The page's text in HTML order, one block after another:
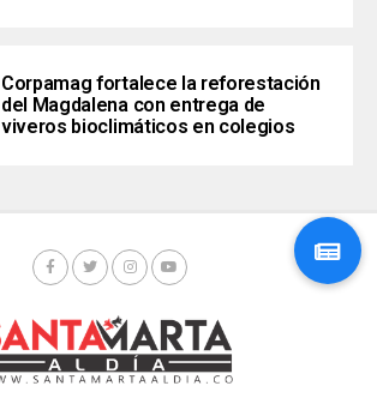
Corpamag fortalece la reforestación
del Magdalena con entrega de
viveros bioclimáticos en colegios